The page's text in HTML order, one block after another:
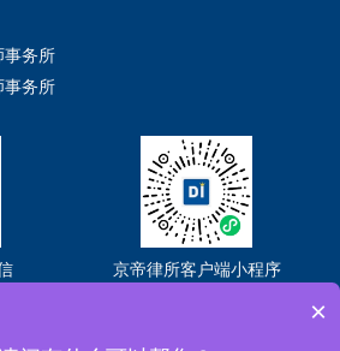
事务所
事务所
京帝律所客户端小程序
×